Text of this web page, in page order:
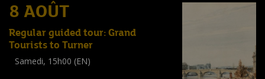
8 AOÛT
Regular guided tour: Grand
Tourists to Turner
Samedi, 15h00 (EN)